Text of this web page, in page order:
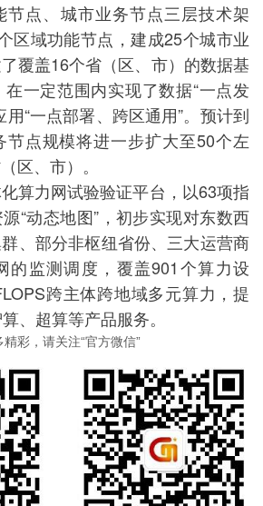
节点、城市业务节点三层技术架
区域功能节点，建成25个城市业
覆盖16个省（区、市）的数据基
一定范围内实现了数据“一点发
“一点部署、跨区通用”。预计到
点规模将进一步扩大至50个左
区、市）。
力网试验验证平台，以63项指
“动态地图”，初步实现对东数西
、部分非枢纽省份、三大运营商
的监测调度，覆盖901个算力设
跨主体跨地域多元算力，提
、超算等产品服务。
精彩，请关注“官方微信”